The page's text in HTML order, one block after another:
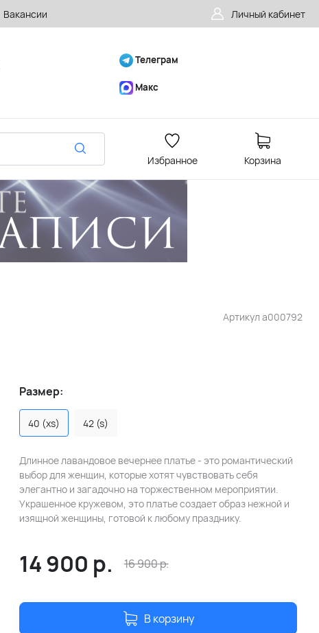
Вакансии Личный кабинет
Телеграм
Макс
Избранное Корзина
Артикул a000792
Размер:
40 (xs) 42 (s)
Длинное лавандовое вечернее платье - это романтический
выбор для женщин, которые хотят чувствовать себя
элегантно и загадочно на торжественном мероприятии.
Украшенное кружевом, это платье создает образ нежной и
изящной женщины, готовой к любому празднику.
14 900 р. 16 900р.
В корзину